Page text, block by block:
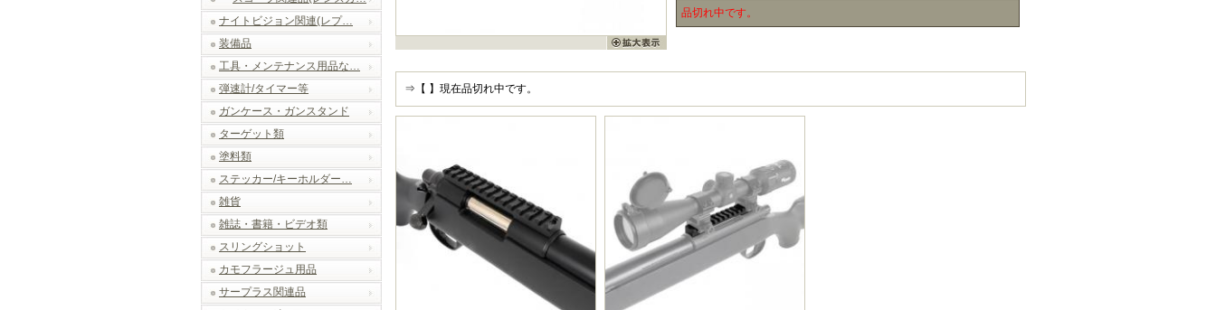
ナイトビジョン関連(レプ…
装備品
工具・メンテナンス用品な…
弾速計/タイマー等
ガンケース・ガンスタンド
ターゲット類
塗料類
ステッカー/キーホルダー…
雑貨
雑誌・書籍・ビデオ類
スリングショット
カモフラージュ用品
サープラス関連品
品切れ中です。
⇒【 】現在品切れ中です。